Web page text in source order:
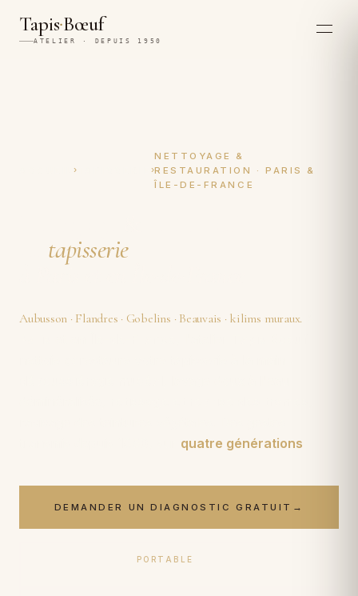
Tapis·Bœuf
ATELIER · DEPUIS 1950
›TAPISSERIE›
NETTOYAGE &
RESTAURATION · PARIS &
ÎLE-DE-FRANCE
tapisserie
à Paris et en Île-de-France
Aubusson · Flandres · Gobelins · Beauvais · kilims muraux.
quatre générations
DEMANDER UN DIAGNOSTIC GRATUIT →
PORTABLE